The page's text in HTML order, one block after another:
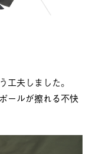
工夫しました。
ールが擦れる不快